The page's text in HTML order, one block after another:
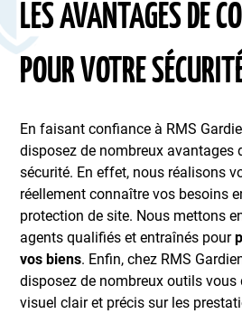
LES AVANTAGES DE
POUR VOTRE
En faisant confiance à RMS
disposez de nombreux avantages
sécurité. En effet, nous réalisons
réellement connaître vos besoins
protection de site. Nous mettons
agents qualifiés et entraînés pour
vos biens. Enfin, chez RMS
disposez de nombreux outils vous
visuel clair et précis sur les